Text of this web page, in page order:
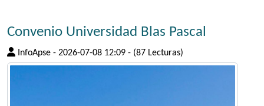
Convenio Universidad Blas Pascal
InfoApse - 2026-07-08 12:09 - (87 Lecturas)